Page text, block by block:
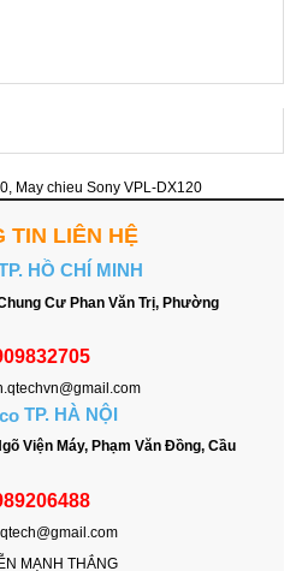
, May chieu Sony VPL-DX120
TIN LIÊN HỆ
HỒ CHÍ MINH
Cư Phan Văn Trị, Phường
TP. HÀ NỘI
Viện Máy, Phạm Văn Đồng, Cầu
MẠNH THẮNG